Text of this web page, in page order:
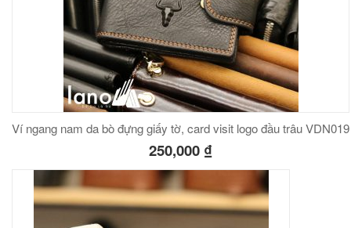
Ví ngang nam da bò đựng giấy tờ, card visit logo đầu trâu VDN019
250,000 ₫